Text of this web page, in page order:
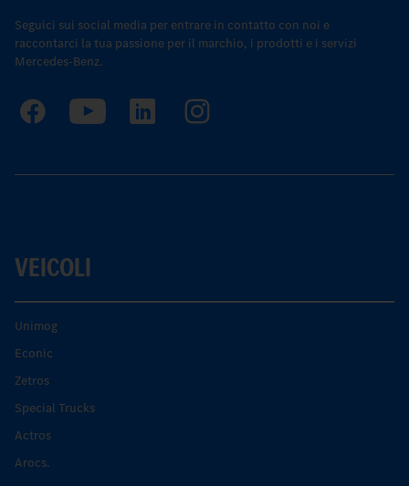
Seguici sui social media per entrare in contatto con noi e
raccontarci la tua passione per il marchio, i prodotti e i servizi
Mercedes-Benz.
VEICOLI
Unimog
Econic
Zetros
Special Trucks
Actros
Arocs.